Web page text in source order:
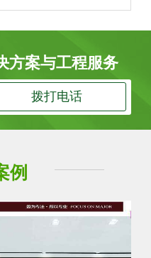
方案与工程服务
拨打电话
例